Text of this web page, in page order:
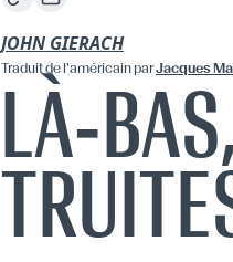
JOHN GIERACH
Traduitde l'américainparJacques
LÀ-